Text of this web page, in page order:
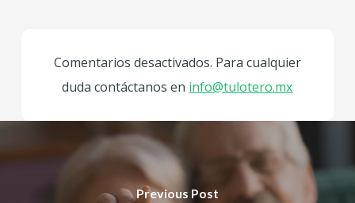
Comentarios desactivados. Para cualquier
duda contáctanos en info@tulotero.mx
Previous Post